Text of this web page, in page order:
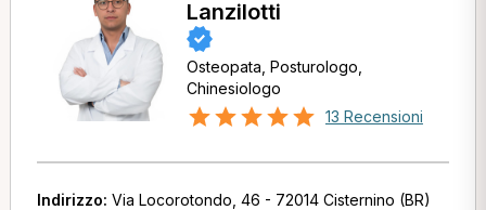
Lanzilotti
Osteopata, Posturologo,
Chinesiologo
13 Recensioni
Indirizzo: Via Locorotondo, 46 - 72014 Cisternino (BR)